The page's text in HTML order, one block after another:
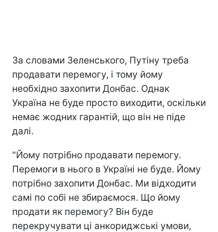
За словами Зеленського, Путіну треба
продавати перемогу, і тому йому
необхідно захопити Донбас. Однак
Україна не буде просто виходити, оскільки
немає жодних гарантій, що він не піде
далі.
"Йому потрібно продавати перемогу.
Перемоги в нього в Україні не буде. Йому
потрібно захопити Донбас. Ми відходити
самі по собі не збираємося. Що йому
продати як перемогу? Він буде
перекручувати ці анкориджські умови,